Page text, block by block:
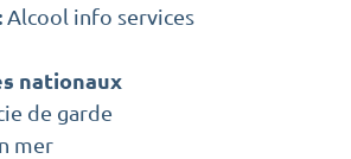
Alcool info services
nationaux
de garde
mer